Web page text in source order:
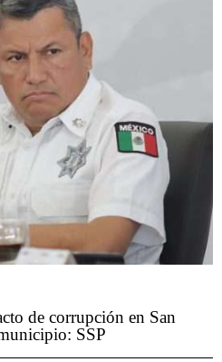
de corrupción en San
SSP